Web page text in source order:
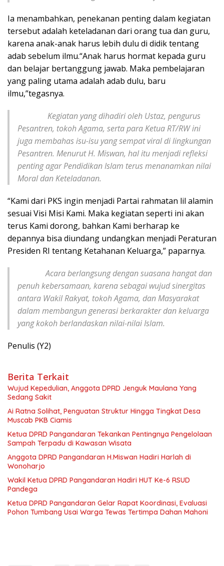
Ia menambahkan, penekanan penting dalam kegiatan
tersebut adalah keteladanan dari orang tua dan guru,
karena anak-anak harus lebih dulu di didik tentang
adab sebelum ilmu.“Anak harus hormat kepada guru
dan belajar bertanggung jawab. Maka pembelajaran
yang paling utama adalah adab dulu, baru
ilmu,”tegasnya.
Kegiatan yang dihadiri oleh Ustaz, pengurus
Pesantren, tokoh Agama, serta para Ketua RT/RW ini
juga membahas isu-isu yang sempat viral di lingkungan
Pesantren. Menurut H. Miswan, hal itu menjadi refleksi
penting agar Pendidikan Islam terus menanamkan nilai
Moral dan Keteladanan.
“Kami dari PKS ingin menjadi Partai rahmatan lil alamin
sesuai Visi Misi Kami. Maka kegiatan seperti ini akan
terus Kami dorong, bahkan Kami berharap ke
depannya bisa diundang undangkan menjadi Peraturan
Presiden RI tentang Ketahanan Keluarga,” paparnya.
Acara berlangsung dengan suasana hangat dan
penuh kebersamaan, karena sebagai wujud sinergitas
antara Wakil Rakyat, tokoh Agama, dan Masyarakat
dalam membangun generasi berkarakter dan keluarga
yang kokoh berlandaskan nilai-nilai Islam.
Penulis (Y2)
Berita Terkait
Wujud Kepedulian, Anggota DPRD Jenguk Maulana Yang
Sedang Sakit
Ai Ratna Solihat, Penguatan Struktur Hingga Tingkat Desa
Ketua DPRD Pangandaran Tekankan Pentingnya Pengelolaan
Sampah Terpadu di Kawasan Wisata
Anggota DPRD Pangandaran H.Miswan Hadiri Harlah di
Wonoharjo
Wakil Ketua DPRD Pangandaran Hadiri HUT Ke-6 RSUD
Pandega
Ketua DPRD Pangandaran Gelar Rapat Koordinasi, Evaluasi
Pohon Tumbang Usai Warga Tewas Tertimpa Dahan Mahoni